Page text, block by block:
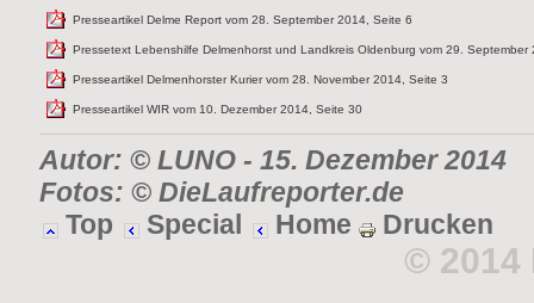
Presseartikel Delme Report vom 28. September 2014, Seite 6
Pressetext Lebenshilfe Delmenhorst und Landkreis Oldenburg vom 29. September
Presseartikel Delmenhorster Kurier vom 28. November 2014, Seite 3
Presseartikel WIR vom 10. Dezember 2014, Seite 30
Autor: © LUNO- 15. Dezember 2014
Fotos: © DieLaufreporter.de
Top
Special Home Drucken
© 2014